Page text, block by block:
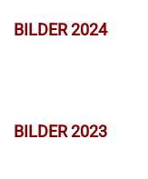
BILDER 2024
BILDER 2023